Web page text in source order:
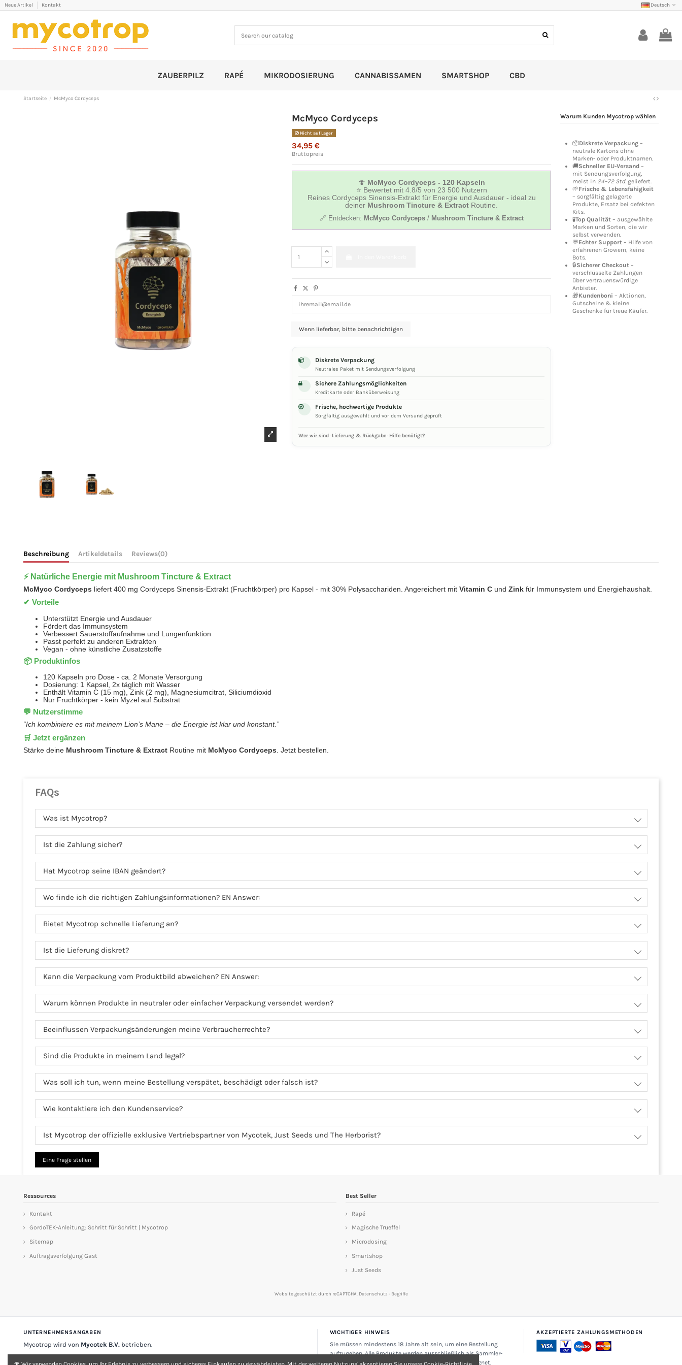
Neue Artikel Kontakt Deutsch
ZAUBERPILZ RAPÉ MIKRODOSIERUNG CANNABISSAMEN SMARTSHOP CBD
Startseite McMyco Cordyceps
McMyco Cordyceps
Nicht auf Lager
34,95 €
Bruttopreis
🍄 McMyco Cordyceps - 120 Kapseln
⭐ Bewertet mit 4.8/5 von 23 500 Nutzern
Reines Cordyceps Sinensis-Extrakt für Energie und Ausdauer - ideal zu
deiner Mushroom Tincture & Extract Routine.
🔗 Entdecken: McMyco Cordyceps/ Mushroom Tincture & Extract
Diskrete Verpackung
Neutrales Paket mit Sendungsverfolgung
Sichere Zahlungsmöglichkeiten
Kreditkarte oder Banküberweisung
Frische, hochwertige Produkte
Sorgfältig ausgewählt und vor dem Versand geprüft
Wer wir sind· Lieferung & Rückgabe· Hilfe benötigt?
Warum Kunden Mycotrop wählen
📦Diskrete Verpackung –
neutrale Kartons ohne
Marken- oder Produktnamen.
🚚Schneller EU-Versand –
mit Sendungsverfolgung,
meist in 24–72 Std. geliefert.
🌱Frische & Lebensfähigkeit
– sorgfältig gelagerte
Produkte, Ersatz bei defekten
Kits.
🧪Top Qualität – ausgewählte
Marken und Sorten, die wir
selbst verwenden.
💬Echter Support – Hilfe von
erfahrenen Growern, keine
Bots.
🔒Sicherer Checkout –
verschlüsselte Zahlungen
über vertrauenswürdige
Anbieter.
🎁Kundenboni – Aktionen,
Gutscheine & kleine
Geschenke für treue Käufer.
Beschreibung Artikeldetails Reviews(0)
⚡ Natürliche Energie mit Mushroom Tincture & Extract
McMyco Cordyceps liefert 400 mg Cordyceps Sinensis-Extrakt (Fruchtkörper) pro Kapsel - mit 30% Polysacchariden. Angereichert mit Vitamin C und Zink für Immunsystem und Energiehaushalt.
✔ Vorteile
Unterstützt Energie und Ausdauer
Fördert das Immunsystem
Verbessert Sauerstoffaufnahme und Lungenfunktion
Passt perfekt zu anderen Extrakten
Vegan - ohne künstliche Zusatzstoffe
📦 Produktinfos
120 Kapseln pro Dose - ca. 2 Monate Versorgung
Dosierung: 1 Kapsel, 2x täglich mit Wasser
Enthält Vitamin C (15 mg), Zink (2 mg), Magnesiumcitrat, Siliciumdioxid
Nur Fruchtkörper - kein Myzel auf Substrat
💬 Nutzerstimme
“Ich kombiniere es mit meinem Lion’s Mane – die Energie ist klar und konstant.”
🛒 Jetzt ergänzen
Stärke deine Mushroom Tincture & Extract Routine mit McMyco Cordyceps . Jetzt bestellen.
FAQs
Was ist Mycotrop?
Ist die Zahlung sicher?
Hat Mycotrop seine IBAN geändert?
Wo finde ich die richtigen Zahlungsinformationen? EN Answer:
Bietet Mycotrop schnelle Lieferung an?
Ist die Lieferung diskret?
Kann die Verpackung vom Produktbild abweichen? EN Answer:
Warum können Produkte in neutraler oder einfacher Verpackung versendet werden?
Beeinflussen Verpackungsänderungen meine Verbraucherrechte?
Sind die Produkte in meinem Land legal?
Was soll ich tun, wenn meine Bestellung verspätet, beschädigt oder falsch ist?
Wie kontaktiere ich den Kundenservice?
Ist Mycotrop der offizielle exklusive Vertriebspartner von Mycotek, Just Seeds und The Herborist?
Eine Frage stellen
Ressources
Kontakt
GordoTEK-Anleitung: Schritt für Schritt | Mycotrop
Sitemap
Auftragsverfolgung Gast
Best Seller
Rapé
Magische Trueffel
Microdosing
Smartshop
Just Seeds
Website geschützt durch reCAPTCHA. Datenschutz - Begriffe
UNTERNEHMENSANGABEN
Mycotrop wird von Mycotek B.V. betrieben.
WICHTIGER HINWEIS
Sie müssen mindestens 18 Jahre alt sein, um eine Bestellung
aufzugeben. Alle Produkte werden ausschließlich als Sammler-
oder Souvenirartikel verkauft. Nicht zum Verzehr geeignet.
AKZEPTIERTE ZAHLUNGSMETHODEN